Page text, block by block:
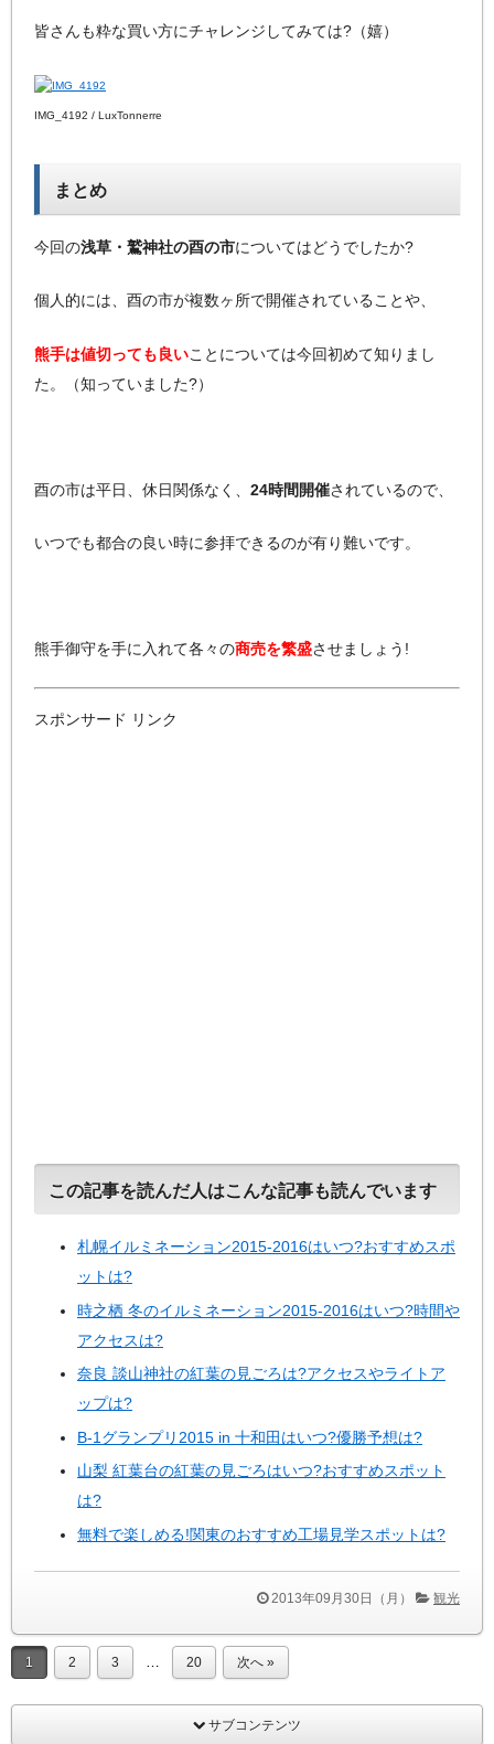
皆さんも粋な買い方にチャレンジしてみては?（嬉）
IMG_4192 / LuxTonnerre
まとめ
今回の浅草・鷲神社の酉の市についてはどうでしたか?
個人的には、酉の市が複数ヶ所で開催されていることや、
熊手は値切っても良いことについては今回初めて知りまし
た。（知っていました?）
酉の市は平日、休日関係なく、 24時間開催されているので、
いつでも都合の良い時に参拝できるのが有り難いです。
熊手御守を手に入れて各々の商売を繁盛させましょう!
スポンサード リンク
この記事を読んだ人はこんな記事も読んでいます
札幌イルミネーション2015-2016はいつ?おすすめスポ
ットは?
時之栖 冬のイルミネーション2015-2016はいつ?時間や
アクセスは?
奈良 談山神社の紅葉の見ごろは?アクセスやライトア
ップは?
B-1グランプリ2015 in 十和田はいつ?優勝予想は?
山梨 紅葉台の紅葉の見ごろはいつ?おすすめスポット
は?
無料で楽しめる!関東のおすすめ工場見学スポットは?
2013年09月30日（月） 観光
1 2 3 … 20 次へ »
サブコンテンツ